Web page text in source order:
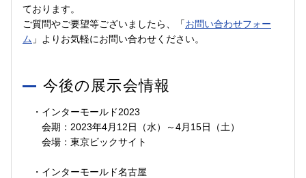
ております。
ご質問やご要望等ございましたら、「お問い合わせフォー
ム 」よりお気軽にお問い合わせください。
今後の展示会情報
・インターモールド2023
会期：2023年4月12日（水）～4月15日（土）
会場：東京ビックサイト
・インターモールド名古屋